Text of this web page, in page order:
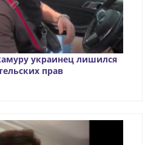
украинец лишился
прав